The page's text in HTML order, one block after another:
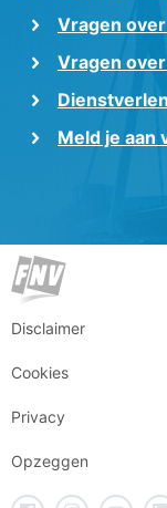
Vragen
Vragen
Meld je aan
Disclaimer
Cookies
Privacy
Opzeggen